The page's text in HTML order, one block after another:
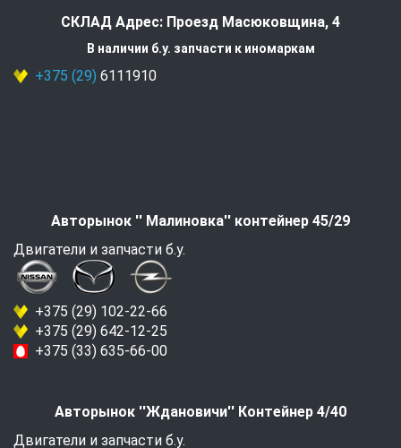
СКЛАД Адрес: Проезд Масюковщина, 4
В наличии б.у. запчасти к иномаркам
+375 (29) 6111910
Авторынок '' Малиновка'' контейнер 45/29
Двигатели и запчасти б.у.
+375 (29) 102-22-66
+375 (29) 642-12-25
+375 (33) 635-66-00
Авторынок ''Ждановичи'' Контейнер 4/40
Двигатели и запчасти б.у.